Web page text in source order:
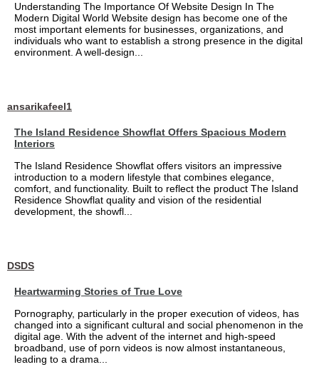
Understanding The Importance Of Website Design In The
Modern Digital World Website design has become one of the
most important elements for businesses, organizations, and
individuals who want to establish a strong presence in the digital
environment. A well-design...
ansarikafeel1
The Island Residence Showflat Offers Spacious Modern
Interiors
The Island Residence Showflat offers visitors an impressive
introduction to a modern lifestyle that combines elegance,
comfort, and functionality. Built to reflect the product The Island
Residence Showflat quality and vision of the residential
development, the showfl...
DSDS
Heartwarming Stories of True Love
Pornography, particularly in the proper execution of videos, has
changed into a significant cultural and social phenomenon in the
digital age. With the advent of the internet and high-speed
broadband, use of porn videos is now almost instantaneous,
leading to a drama...